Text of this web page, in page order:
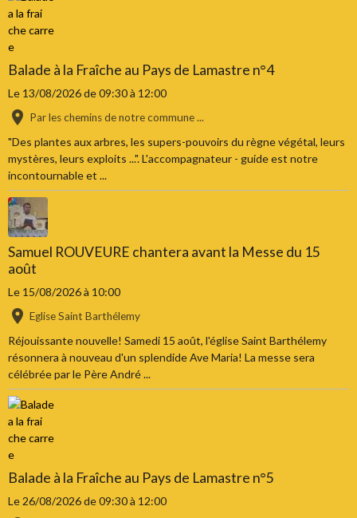
Balade à la Fraîche au Pays de Lamastre n°4
Le 13/08/2026de 09:30à 12:00
Par les chemins de notre commune ...
"Des plantes aux arbres, les supers-pouvoirs du règne végétal, leurs
mystères, leurs exploits ...". L'accompagnateur - guide est notre
incontournable et ...
Samuel ROUVEURE chantera avant la Messe du 15
août
Le 15/08/2026à 10:00
Eglise Saint Barthélemy
Réjouissante nouvelle! Samedi 15 août, l'église Saint Barthélemy
résonnera à nouveau d'un splendide Ave Maria! La messe sera
célébrée par le Père André ...
Balade à la Fraîche au Pays de Lamastre n°5
Le 26/08/2026de 09:30à 12:00